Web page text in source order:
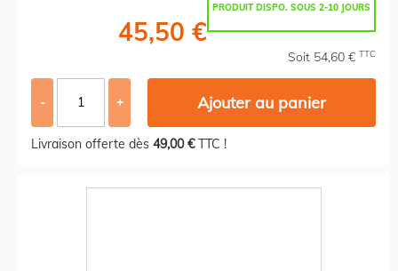
PRODUIT DISPO. SOUS 2-10 JOURS
45,50 €
Soit 54,60 € TTC
- + Ajouter au panier
Livraison offerte dès 49,00 €TTC !